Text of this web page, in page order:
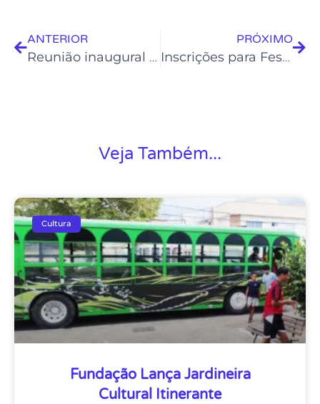
ANTERIOR
Reunião inaugural da mentoria artística reúne mais de 30 artesãos
PRÓXIMO
Inscrições para Festival de Curtas Flávio Migliaccio terminam neste sábado, dia 25 de março
Veja Também...
Cultura
Fundação Lança Jardineira
Cultural Itinerante